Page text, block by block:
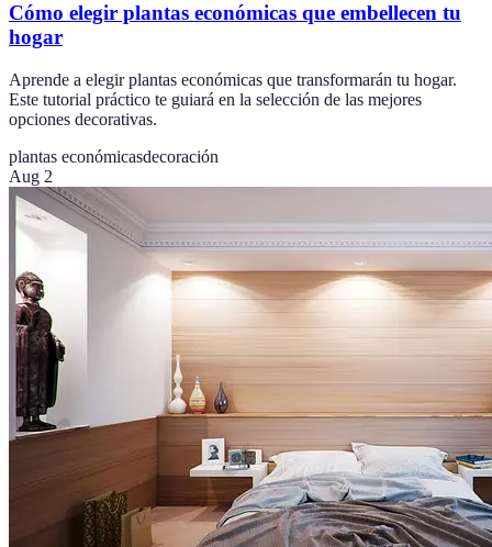
Cómo elegir plantas económicas que embellecen tu
hogar
Aprende a elegir plantas económicas que transformarán tu hogar.
Este tutorial práctico te guiará en la selección de las mejores
opciones decorativas.
plantas económicasdecoración
Aug 2